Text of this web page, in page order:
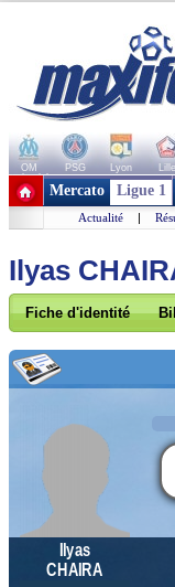
OM PSG Lyon Lille
+ de clubs
Mercato Ligue 1
Actualité |
Ilyas
Fiche d'identité
Ilyas
CHAIRA